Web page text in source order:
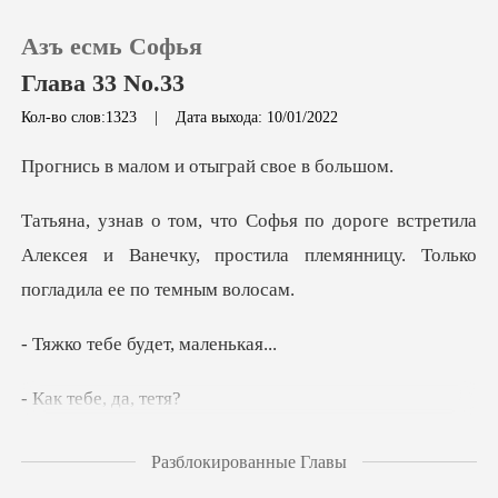
Пополнить
История чтения
Азъ есмь Софья
Глава 33 No.33
Кол-во слов:1323 | Дата выхода: 10/01/2022
ом и отыграй с
стретила
Алексея и Ванечку, простила племян
бе будет,
ебе, да
Разблокированные Главы